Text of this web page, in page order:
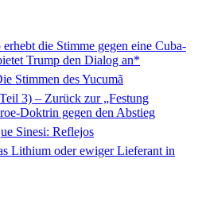
die Stimme gegen eine Cuba-
Trump den Dialog an*
Stimmen des Yucumã
3) – Zurück zur „Festung
Doktrin gegen den Abstieg
Sinesi: Reflejos
Lithium oder ewiger Lieferant in